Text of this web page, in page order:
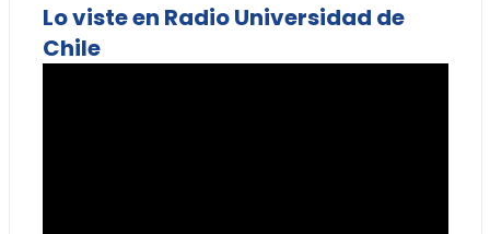
Lo viste en Radio Universidad de
Chile